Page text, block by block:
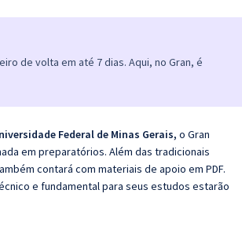
de volta em até 7 dias. Aqui, no Gran, é
Federal de Minas Gerais, o Gran
em preparatórios. Além das tradicionais
contará com materiais de apoio em PDF.
e fundamental para seus estudos estarão